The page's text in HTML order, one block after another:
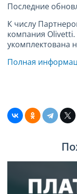
Последние
К числу
компания
укомплектована
Полная